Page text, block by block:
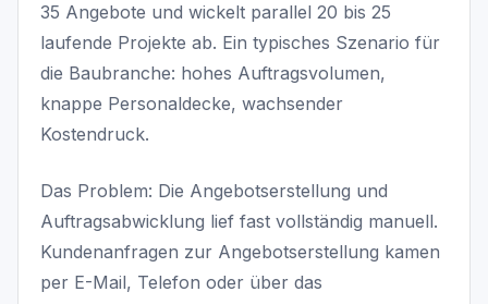
35 Angebote und wickelt parallel 20 bis 25
laufende Projekte ab. Ein typisches Szenario für
die Baubranche: hohes Auftragsvolumen,
knappe Personaldecke, wachsender
Kostendruck.
Das Problem: Die Angebotserstellung und
Auftragsabwicklung lief fast vollständig manuell.
Kundenanfragen zur Angebotserstellung kamen
per E-Mail, Telefon oder über das